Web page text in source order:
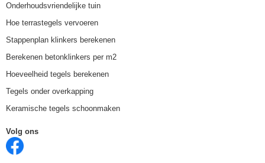
Onderhoudsvriendelijke tuin
Hoe terrastegels vervoeren
Stappenplan klinkers berekenen
Berekenen betonklinkers per m2
Hoeveelheid tegels berekenen
Tegels onder overkapping
Keramische tegels schoonmaken
Volg ons